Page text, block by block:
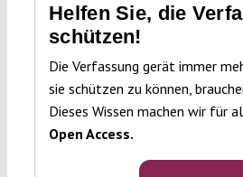
Helfen Sie, die
schützen!
Die Verfassung gerät immer
sie schützen zu können,
Dieses Wissen machen wir für
Open Access.